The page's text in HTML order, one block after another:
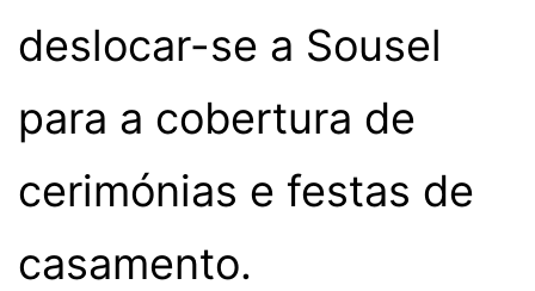
deslocar-se a Sousel
para a cobertura de
cerimónias e festas de
casamento.